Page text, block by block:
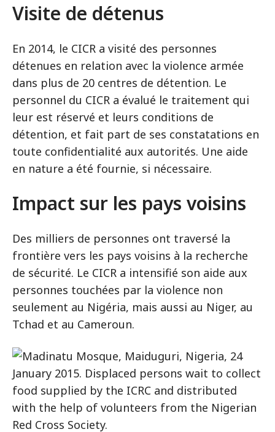
Visite de détenus
En 2014, le CICR a visité des personnes
détenues en relation avec la violence armée
dans plus de 20 centres de détention. Le
personnel du CICR a évalué le traitement qui
leur est réservé et leurs conditions de
détention, et fait part de ses constatations en
toute confidentialité aux autorités. Une aide
en nature a été fournie, si nécessaire.
Impact sur les pays voisins
Des milliers de personnes ont traversé la
frontière vers les pays voisins à la recherche
de sécurité. Le CICR a intensifié son aide aux
personnes touchées par la violence non
seulement au Nigéria, mais aussi au Niger, au
Tchad et au Cameroun.